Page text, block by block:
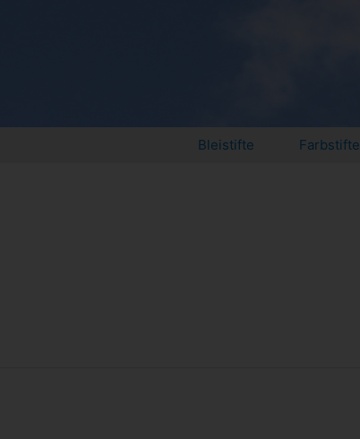
Bleistifte Farbstifte